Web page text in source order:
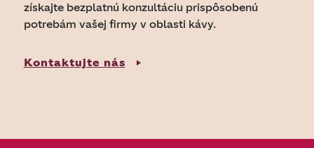
získajte bezplatnú konzultáciu prispôsobenú
potrebám vašej firmy v oblasti kávy.
Kontaktujte nás